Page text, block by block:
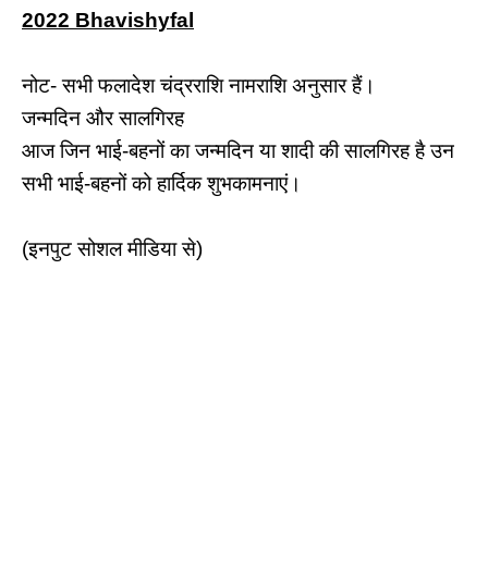
2022 Bhavishyfal
नोट- सभी फलादेश चंद्रराशि नामराशि अनुसार हैं।
जन्मदिन और सालगिरह
आज जिन भाई-बहनों का जन्मदिन या शादी की सालगिरह है उन
सभी भाई-बहनों को हार्दिक शुभकामनाएं।
(इनपुट सोशल मीडिया से)